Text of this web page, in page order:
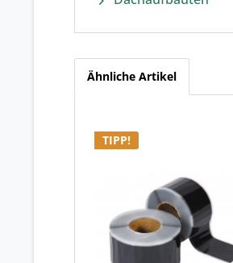
Ähnliche Artikel
TIPP!